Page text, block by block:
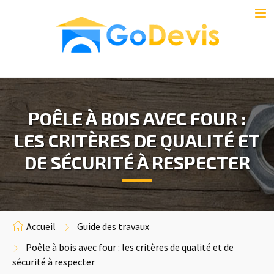
POÊLE À BOIS AVEC FOUR :
LES CRITÈRES DE QUALITÉ ET
DE SÉCURITÉ À RESPECTER
Accueil
Guide des travaux
Poêle à bois avec four : les critères de qualité et de
sécurité à respecter